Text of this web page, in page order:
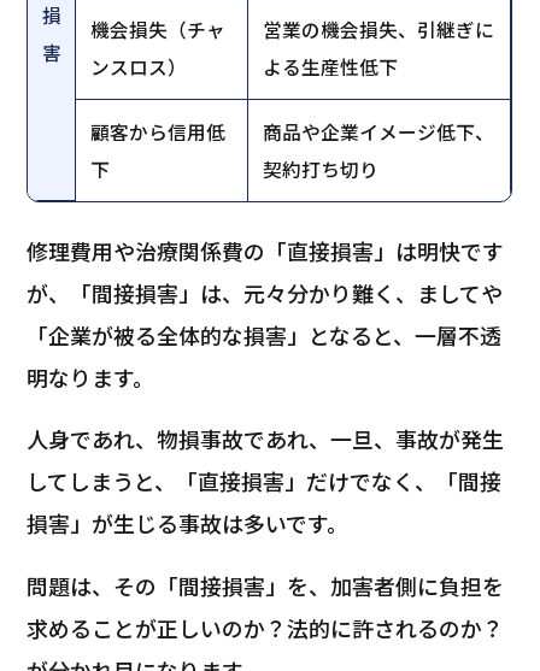
損
害
機会損失（チャ
ンスロス）
営業の機会損失、引継ぎに
よる生産性低下
顧客から信用低
下
商品や企業イメージ低下、
契約打ち切り
修理費用や治療関係費の「直接損害」は明快です
が、「間接損害」は、元々分かり難く、ましてや
「企業が被る全体的な損害」となると、一層不透
明なります。
人身であれ、物損事故であれ、一旦、事故が発生
してしまうと、「直接損害」だけでなく、「間接
損害」が生じる事故は多いです。
問題は、その「間接損害」を、加害者側に負担を
求めることが正しいのか？法的に許されるのか？